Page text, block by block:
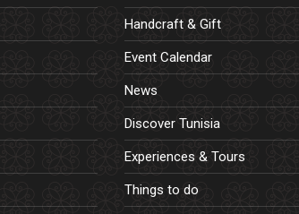
Handcraft & Gift
Event Calendar
News
Discover Tunisia
Experiences & Tours
Things to do